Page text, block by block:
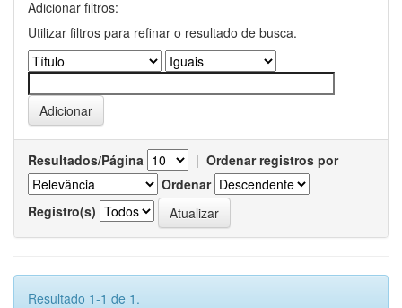
Adicionar filtros:
Utilizar filtros para refinar o resultado de busca.
Resultados/Página | Ordenar registros por
Ordenar
Registro(s)
Resultado 1-1 de 1.